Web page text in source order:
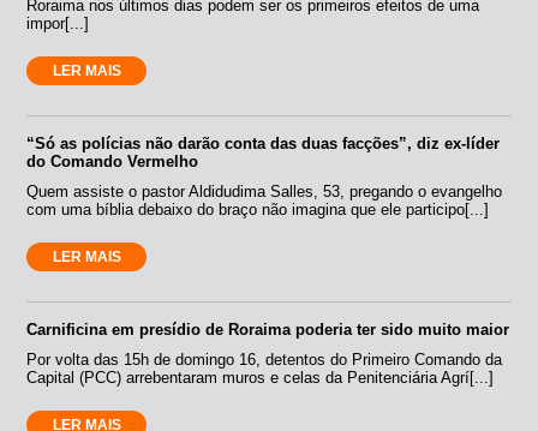
Roraima nos últimos dias podem ser os primeiros efeitos de uma
impor[...]
LER MAIS
“Só as polícias não darão conta das duas facções”, diz ex-líder
do Comando Vermelho
Quem assiste o pastor Aldidudima Salles, 53, pregando o evangelho
com uma bíblia debaixo do braço não imagina que ele participo[...]
LER MAIS
Carnificina em presídio de Roraima poderia ter sido muito maior
Por volta das 15h de domingo 16, detentos do Primeiro Comando da
Capital (PCC) arrebentaram muros e celas da Penitenciária Agrí[...]
LER MAIS